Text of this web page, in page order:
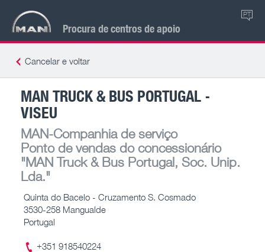
Procura de centros de apoio
PT
Cancelar e voltar
MAN TRUCK & BUS PORTUGAL -
VISEU
MAN-Companhia de serviço
Ponto de vendas do concessionário
"MAN Truck & Bus Portugal, Soc. Unip.
Lda."
Quinta do Bacelo - Cruzamento S. Cosmado
3530-258 Mangualde
Portugal
+351 918540224